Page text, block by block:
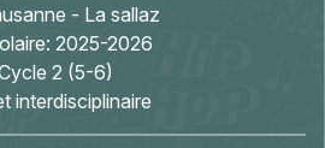
- La sallaz
2025-2026
2 (5-6)
interdisciplinaire